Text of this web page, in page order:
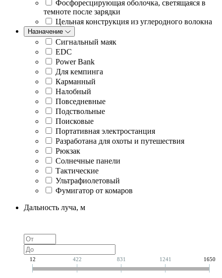
Фосфоресцирующая оболочка, светящаяся в
темноте после зарядки
Цельная конструкция из углеродного волокна
Назначение
Cигнальный маяк
EDC
Power Bank
Для кемпинга
Карманный
Налобный
Повседневные
Подствольные
Поисковые
Портативная электростанция
Разработана для охоты и путешествия
Рюкзак
Солнечные панели
Тактические
Ультрафиолетовый
Фумигатор от комаров
Дальность луча, м
12 422 831 1241 1650